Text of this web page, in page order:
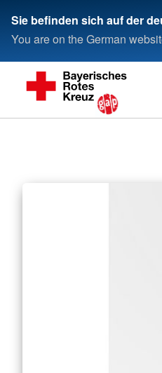
Sie befinden sich auf der
You are on the German